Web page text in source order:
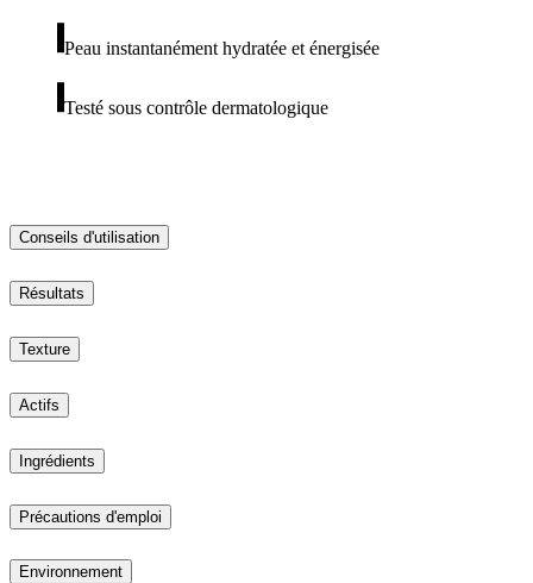
Peau instantanément hydratée et énergisée
Testé sous contrôle dermatologique
Conseils d'utilisation
Résultats
Texture
Actifs
Ingrédients
Précautions d'emploi
Environnement